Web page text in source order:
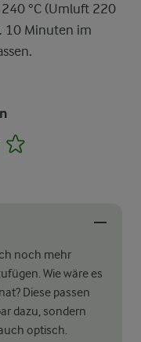
°C (Umluft 220
10 Minuten im
4
noch mehr
Wie wäre es
Diese passen
dazu, sondern
optisch.